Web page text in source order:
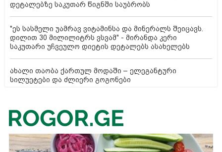
დეტალებზე საკუთარ წიგნში საუბრობს
"ეს სასმელი უამრავ ვიტამინსა და მინერალს შეიცავს.
დილით 30 მილილიტრს ვსვამ" - მირანდა კერი
საკუთარი უჩვეულო დიეტის დეტალებს ასახელებს
ახალი თაობა ქართულ მოდაში – ელეგანტური
სილუეტები და ძლიერი გოგონები